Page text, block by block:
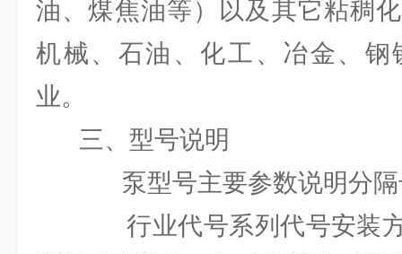
油、煤焦油等）以及其它粘稠
机械、石油、化工、冶金、钢
业。
三、型号说明
泵型号主要参数说明分隔
行业代号系列代号安装方